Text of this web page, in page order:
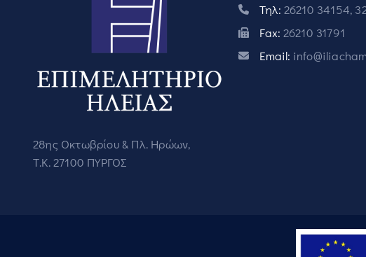
28ης Οκτωβρίου & Πλ. Ηρώων,
Τ.Κ. 27100 ΠΥΡΓΟΣ
Τηλ: 26210 34154,
Fax: 26210 31791
Email: